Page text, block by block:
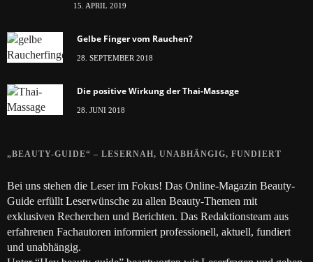
15. APRIL 2019
Gelbe Finger vom Rauchen?
28. SEPTEMBER 2018
Die positive Wirkung der Thai-Massage
28. JUNI 2018
„BEAUTY-GUIDE“ – LESERNAH, UNABHÄNGIG, FUNDIERT
Bei uns stehen die Leser im Fokus! Das Online-Magazin Beauty-
Guide erfüllt Leserwünsche zu allen Beauty-Themen mit
exklusiven Recherchen und Berichten. Das Redaktionsteam aus
erfahrenen Fachautoren informiert professionell, aktuell, fundiert
und unabhängig.